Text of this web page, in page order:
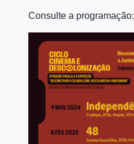
Consulte a programação: